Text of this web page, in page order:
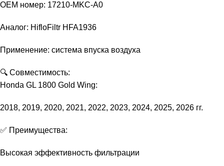
OEM номер: 17210-MKC-A0
Аналог: HifloFiltr HFA1936
Применение: система впуска воздуха
🔍 Совместимость:
Honda GL 1800 Gold Wing:
2018, 2019, 2020, 2021, 2022, 2023, 2024, 2025, 2026 гг.
✅ Преимущества:
Высокая эффективность фильтрации